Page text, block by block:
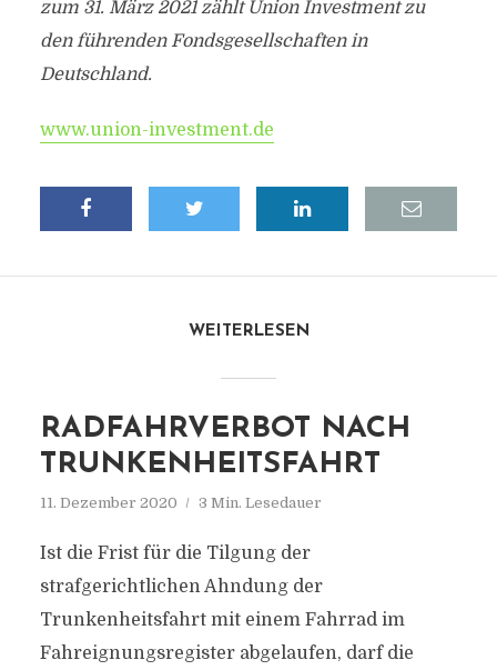
zum 31. März 2021 zählt Union Investment zu
den führenden Fondsgesellschaften in
Deutschland.
www.union-investment.de
WEITERLESEN
RADFAHRVERBOT NACH
TRUNKENHEITSFAHRT
11. Dezember 2020 3 Min. Lesedauer
Ist die Frist für die Tilgung der
strafgerichtlichen Ahndung der
Trunkenheitsfahrt mit einem Fahrrad im
Fahreignungsregister abgelaufen, darf die